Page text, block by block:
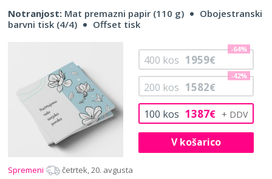
Notranjost: Mat premazni papir (110 g)
Obojestranski
barvni tisk (4/4)
Offset tisk
100 kos 1387€
200 kos 1582€
-42%
400 kos 1959€
-64%
V košarico
Spremeni četrtek, 20. avgusta